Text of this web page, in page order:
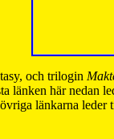
och trilogin
länken här nedan
länkarna leder